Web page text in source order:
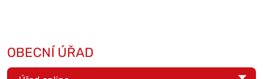
OBECNÍ ÚŘAD